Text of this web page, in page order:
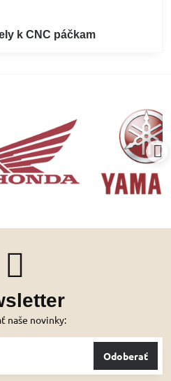
k CNC páčkam
naše novinky:
Odoberať